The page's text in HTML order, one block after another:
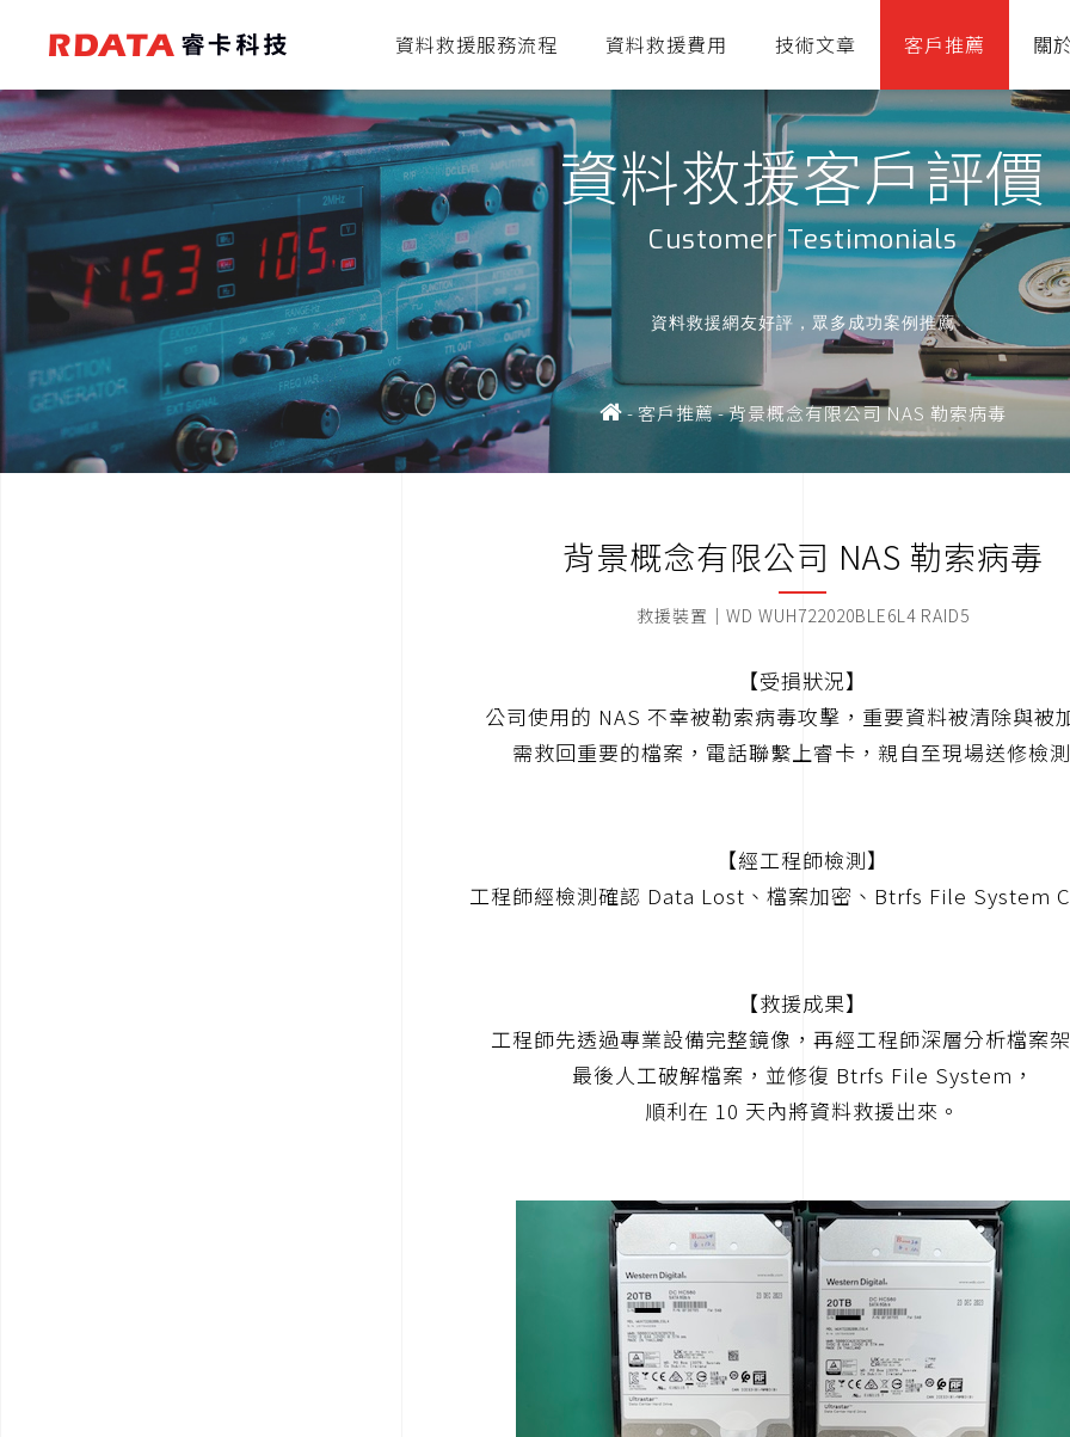
資料救援服務流程 資料救援費用 技術文章 客戶推薦 關
資料救援客戶評價
Customer Testimonials
資料救援網友好評，眾多成功案例推薦
-客戶推薦-背景概念有限公司 NAS 勒索病毒
背景概念有限公司 NAS 勒索病毒
救援裝置｜WD WUH722020BLE6L4 RAID5
【受損狀況】
公司使用的 NAS 不幸被勒索病毒攻擊，重要資料被清除與被
需救回重要的檔案，電話聯繫上睿卡，親自至現場送修檢測
【經工程師檢測】
工程師經檢測確認 Data Lost、檔案加密、Btrfs File System
【救援成果】
工程師先透過專業設備完整鏡像，再經工程師深層分析檔案架
最後人工破解檔案，並修復 Btrfs File System，
順利在 10 天內將資料救援出來。